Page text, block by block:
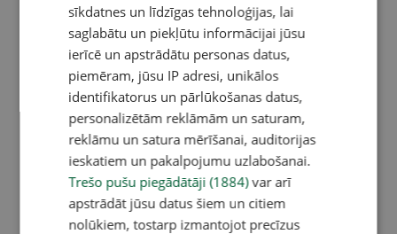
sīkdatnes un līdzīgas tehnoloģijas, lai
saglabātu un piekļūtu informācijai jūsu
ierīcē un apstrādātu personas datus,
piemēram, jūsu IP adresi, unikālos
identifikatorus un pārlūkošanas datus,
personalizētām reklāmām un saturam,
reklāmu un satura mērīšanai, auditorijas
ieskatiem un pakalpojumu uzlabošanai.
Trešo pušu piegādātāji (1884)var arī
apstrādāt jūsu datus šiem un citiem
nolūkiem, tostarp izmantojot precīzus